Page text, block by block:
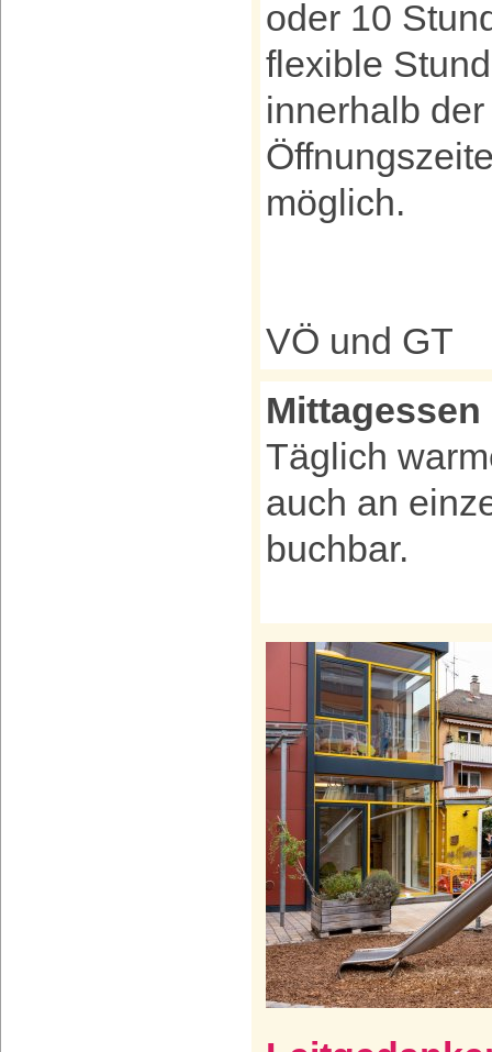
oder 10
flexible
innerhalb
möglich.
VÖ und GT
Mittagessen
Täglich
auch an
buchbar.